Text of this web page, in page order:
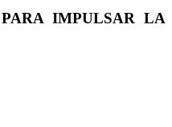
IMPULSAR LA